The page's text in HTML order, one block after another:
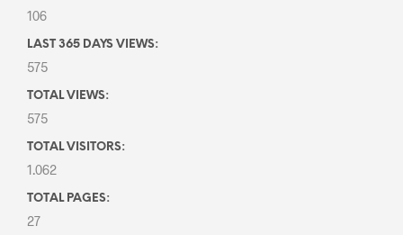
106
LAST 365 DAYS VIEWS:
575
TOTAL VIEWS:
575
TOTAL VISITORS:
1.062
TOTAL PAGES:
27